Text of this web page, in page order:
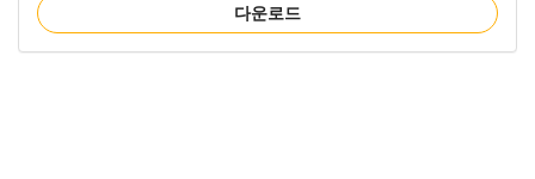
다운로드